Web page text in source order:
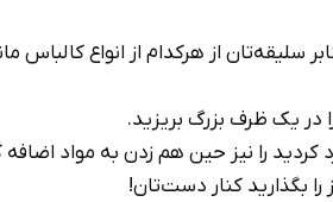
سلیقه‌تان از هرکدام از انواع کالباس
در یک ظرف بزرگ بریزید.
را نیز حین هم زدن به مواد اضافه
بگذارید کنار دست‌تان!